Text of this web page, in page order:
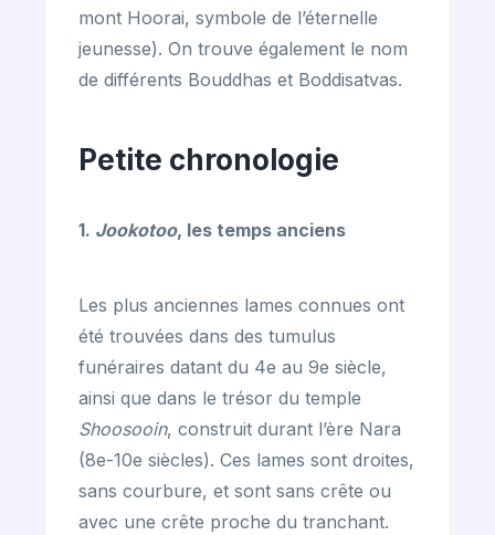
mont Hoorai, symbole de l’éternelle
jeunesse). On trouve également le nom
de différents Bouddhas et Boddisatvas.
Petite chronologie
1. Jookotoo, les temps anciens
Les plus anciennes lames connues ont
été trouvées dans des tumulus
funéraires datant du 4e au 9e siècle,
ainsi que dans le trésor du temple
Shoosooin, construit durant l’ère Nara
(8e-10e siècles). Ces lames sont droites,
sans courbure, et sont sans crête ou
avec une crête proche du tranchant.